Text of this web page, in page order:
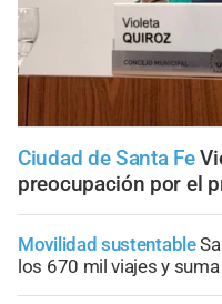
Ciudad de Santa Fe
preocupación por el
Movilidad sustentable
los 670 mil viajes y